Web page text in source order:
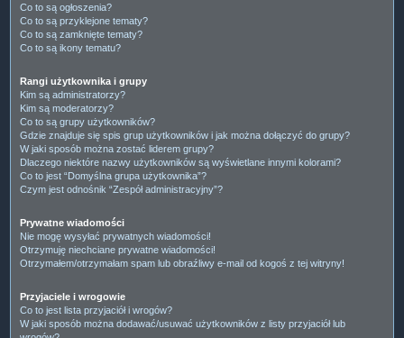
Co to są ogłoszenia?
Co to są przyklejone tematy?
Co to są zamknięte tematy?
Co to są ikony tematu?
Rangi użytkownika i grupy
Kim są administratorzy?
Kim są moderatorzy?
Co to są grupy użytkowników?
Gdzie znajduje się spis grup użytkowników i jak można dołączyć do grupy?
W jaki sposób można zostać liderem grupy?
Dlaczego niektóre nazwy użytkowników są wyświetlane innymi kolorami?
Co to jest “Domyślna grupa użytkownika”?
Czym jest odnośnik “Zespół administracyjny”?
Prywatne wiadomości
Nie mogę wysyłać prywatnych wiadomości!
Otrzymuję niechciane prywatne wiadomości!
Otrzymałem/otrzymałam spam lub obraźliwy e-mail od kogoś z tej witryny!
Przyjaciele i wrogowie
Co to jest lista przyjaciół i wrogów?
W jaki sposób można dodawać/usuwać użytkowników z listy przyjaciół lub